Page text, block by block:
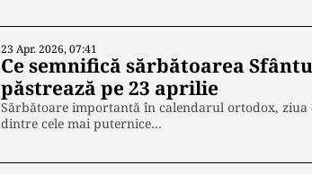
23 Apr. 2026, 07:41
Ce semnifică sărbătoarea
păstrează pe 23 aprilie
Sărbătoare importantă în calendarul ortodox,
dintre cele mai puternice…